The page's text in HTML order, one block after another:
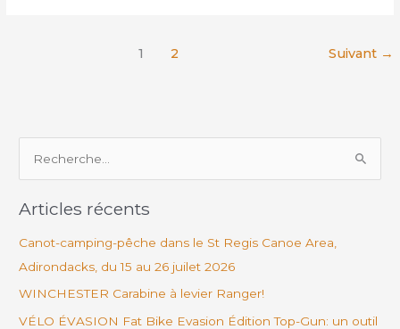
1 2 Suivant →
c
Articles récents
Canot-camping-pêche dans le St Regis Canoe Area,
Adirondacks, du 15 au 26 juilet 2026
WINCHESTER Carabine à levier Ranger!
VÉLO ÉVASION Fat Bike Evasion Édition Top-Gun: un outil